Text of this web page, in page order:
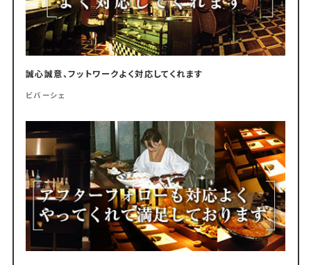
誠心誠意、フットワークよく対応してくれます
ビバーシェ